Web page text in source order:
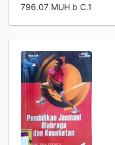
796.07 MUH b C.1